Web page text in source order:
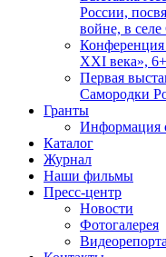
России,
войне, в
Конференция
XXI века», 6+
Первая
Самородки
Гранты
Информация
Каталог
Журнал
Наши фильмы
Пресс-центр
Новости
Фотогалерея